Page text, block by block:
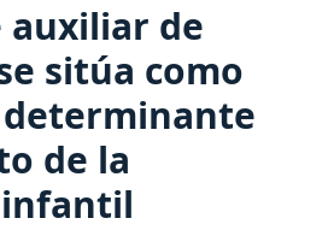
auxiliar de
sitúa como
de la